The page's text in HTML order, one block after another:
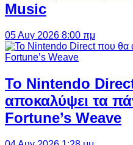
Music
05 Αυγ 2026 8:00 πμ
Το Nintendo
αποκαλύψει τα
Fortune’s Weave